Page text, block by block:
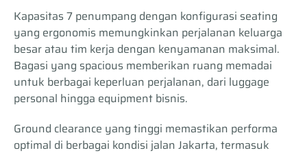
Kapasitas 7 penumpang dengan konfigurasi seating
yang ergonomis memungkinkan perjalanan keluarga
besar atau tim kerja dengan kenyamanan maksimal.
Bagasi yang spacious memberikan ruang memadai
untuk berbagai keperluan perjalanan, dari luggage
personal hingga equipment bisnis.
Ground clearance yang tinggi memastikan performa
optimal di berbagai kondisi jalan Jakarta, termasuk